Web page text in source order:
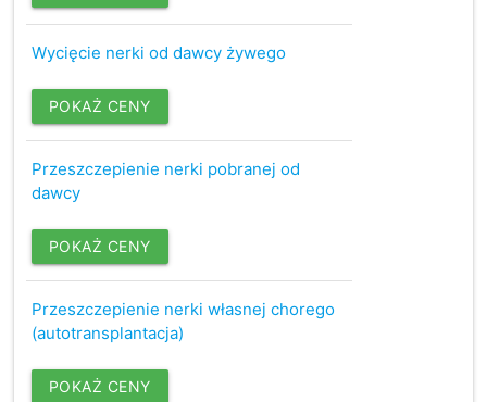
Wycięcie nerki od dawcy żywego
POKAŻ CENY
Przeszczepienie nerki pobranej od
dawcy
POKAŻ CENY
Przeszczepienie nerki własnej chorego
(autotransplantacja)
POKAŻ CENY